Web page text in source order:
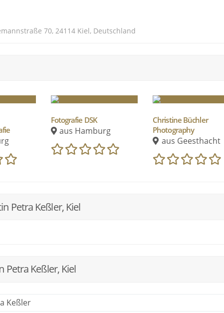
70, 24114 Kiel, Deutschland
Fotografie DSK
aus Hamburg
Christine Büchler
Photography
aus Geesthacht
Petra Keßler, Kiel
Keßler, Kiel
Keßler